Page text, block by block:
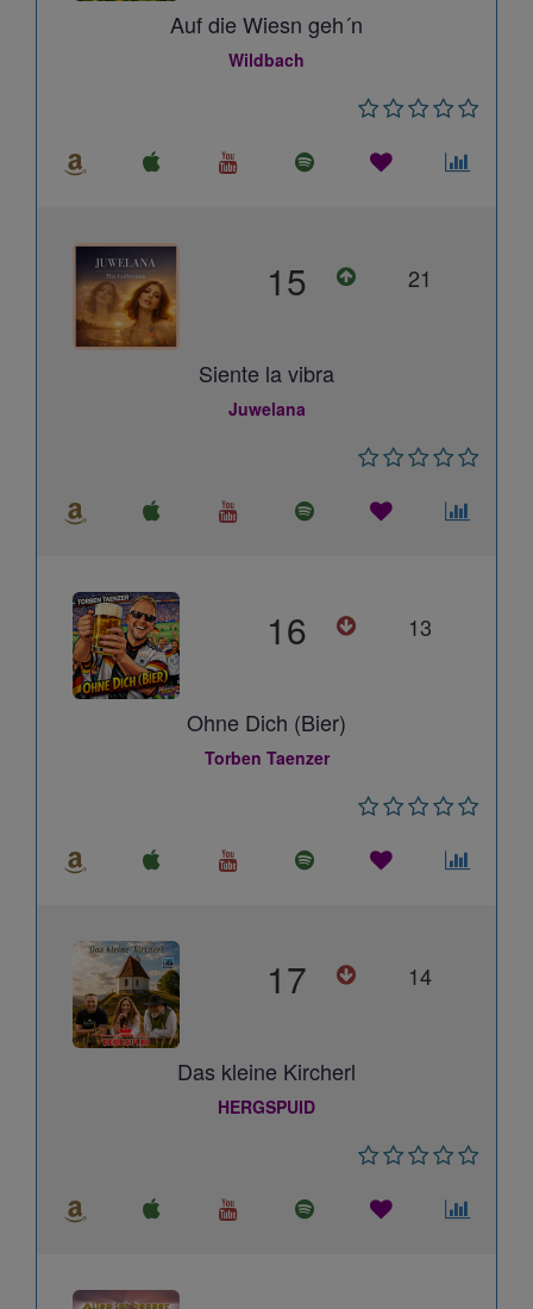
Auf die Wiesn geh´n
Wildbach
15 21
Siente la vibra
Juwelana
16 13
Ohne Dich (Bier)
Torben Taenzer
17 14
Das kleine Kircherl
HERGSPUID